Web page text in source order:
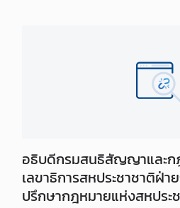
ล
อธิบดีกรมสนธิสัญญาและก
เลขาธิการสหประชาชาติฝ่า
ปรึกษากฎหมายแห่งสหประ